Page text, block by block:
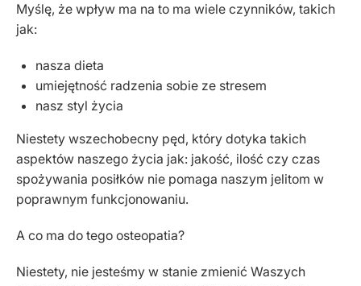
Myślę, że wpływ ma na to ma wiele czynników, takich
jak:
nasza dieta
umiejętność radzenia sobie ze stresem
nasz styl życia
Niestety wszechobecny pęd, który dotyka takich
aspektów naszego życia jak: jakość, ilość czy czas
spożywania posiłków nie pomaga naszym jelitom w
poprawnym funkcjonowaniu.
A co ma do tego osteopatia?
Niestety, nie jesteśmy w stanie zmienić Waszych